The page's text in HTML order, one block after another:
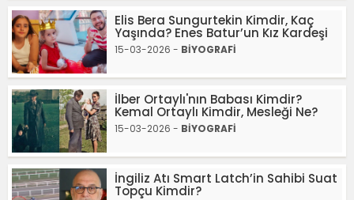
Elis Bera Sungurtekin Kimdir, Kaç
Yaşında? Enes Batur’un Kız Kardeşi
15-03-2026 - BİYOGRAFİ
İlber Ortaylı'nın Babası Kimdir?
Kemal Ortaylı Kimdir, Mesleği Ne?
15-03-2026 - BİYOGRAFİ
İngiliz Atı Smart Latch’in Sahibi Suat
Topçu Kimdir?